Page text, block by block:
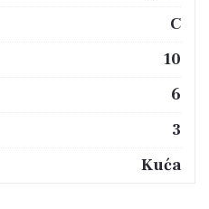
C
10
6
3
Kuća